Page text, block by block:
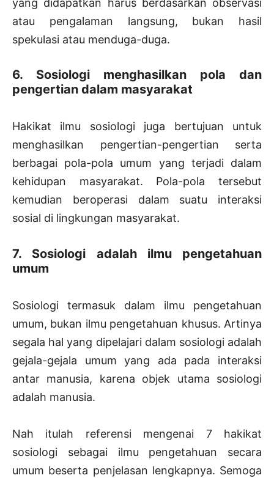
atau pengalaman langsung, bukan hasil
spekulasi atau menduga-duga.
6. Sosiologi menghasilkan pola dan
pengertian dalam masyarakat
Hakikat ilmu sosiologi juga bertujuan untuk
menghasilkan pengertian-pengertian serta
berbagai pola-pola umum yang terjadi dalam
kehidupan masyarakat. Pola-pola tersebut
kemudian beroperasi dalam suatu interaksi
sosial di lingkungan masyarakat.
7. Sosiologi adalah ilmu pengetahuan
umum
Sosiologi termasuk dalam ilmu pengetahuan
umum, bukan ilmu pengetahuan khusus. Artinya
segala hal yang dipelajari dalam sosiologi adalah
gejala-gejala umum yang ada pada interaksi
antar manusia, karena objek utama sosiologi
adalah manusia.
Nah itulah referensi mengenai 7 hakikat
sosiologi sebagai ilmu pengetahuan secara
umum beserta penjelasan lengkapnya. Semoga